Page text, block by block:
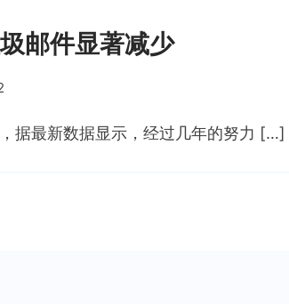
邮件显著减少
据最新数据显示，经过几年的努力 […]